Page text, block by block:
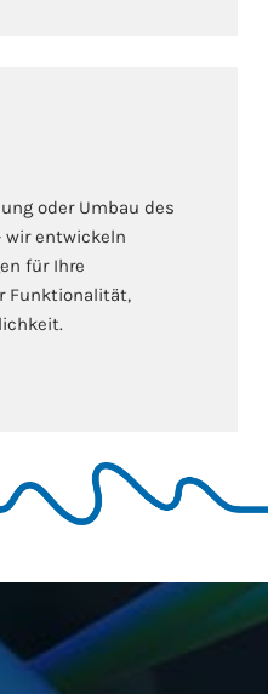
oder Umbau des
wir entwickeln
für Ihre
Funktionalität,